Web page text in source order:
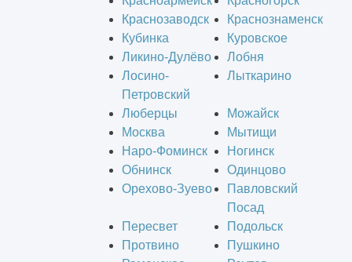
Краснозаводск
Краснознаменск
Кубинка
Куровское
Ликино-Дулёво
Лобня
Лосино-
Петровский
Лыткарино
Люберцы
Можайск
Москва
Мытищи
Наро-Фоминск
Ногинск
Обнинск
Одинцово
Орехово-Зуево
Павловский
Посад
Пересвет
Подольск
Протвино
Пушкино